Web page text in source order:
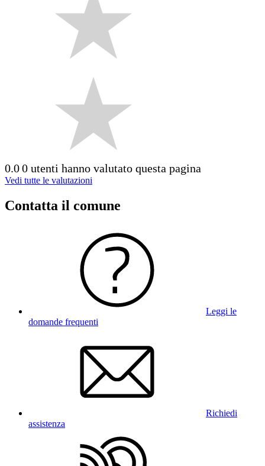
0.00 utenti hanno valutato questa pagina
Vedi tutte le valutazioni
Contatta il comune
Leggi le
domande frequenti
Richiedi
assistenza